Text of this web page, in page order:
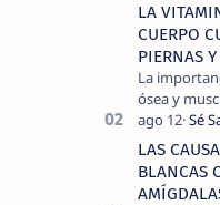
LA
CUERPO
PIERNAS
La
ósea y
llevar una
cuando
piernas …
LAS
BLANCAS